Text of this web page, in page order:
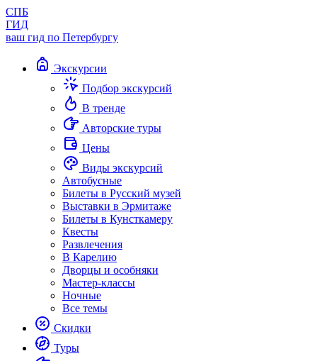
СПБ
ГИД
ваш гид по Петербургу
Экскурсии
Подбор экскурсий
В тренде
Авторские туры
Цены
Виды экскурсий
Автобусные
Билеты в Русский музей
Выставки в Эрмитаже
Билеты в Кунсткамеру
Квесты
Развлечения
В Карелию
Дворцы и особняки
Мастер-классы
Ночные
Все темы
Скидки
Туры